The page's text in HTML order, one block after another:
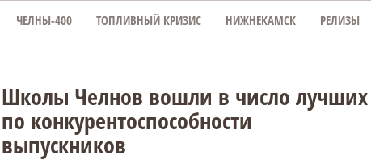
ЧЕЛНЫ-400 ТОПЛИВНЫЙ КРИЗИС НИЖНЕКАМСК РЕЛИЗЫ
Школы Челнов вошли в число лучших
по конкурентоспособности
выпускников